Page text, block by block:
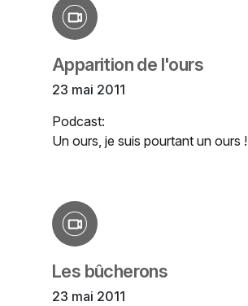
Apparition de l'ours
23 mai 2011
Podcast:
Un ours, je suis pourtant un ours !
Les bûcherons
23 mai 2011